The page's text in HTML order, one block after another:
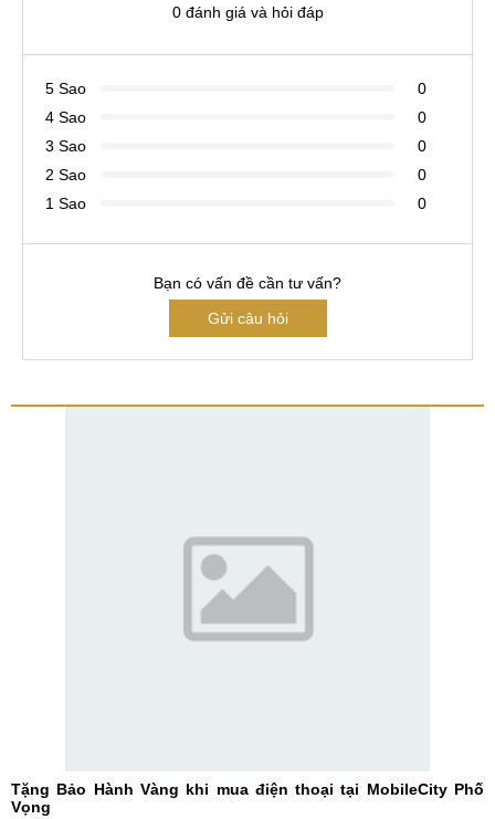
0 đánh giá và hỏi đáp
5 Sao
0
4 Sao
0
3 Sao
0
2 Sao
0
1 Sao
0
Bạn có vấn đề cần tư vấn?
Gửi câu hỏi
Tặng Bảo Hành Vàng khi mua điện thoại tại MobileCity Phố
Vọng